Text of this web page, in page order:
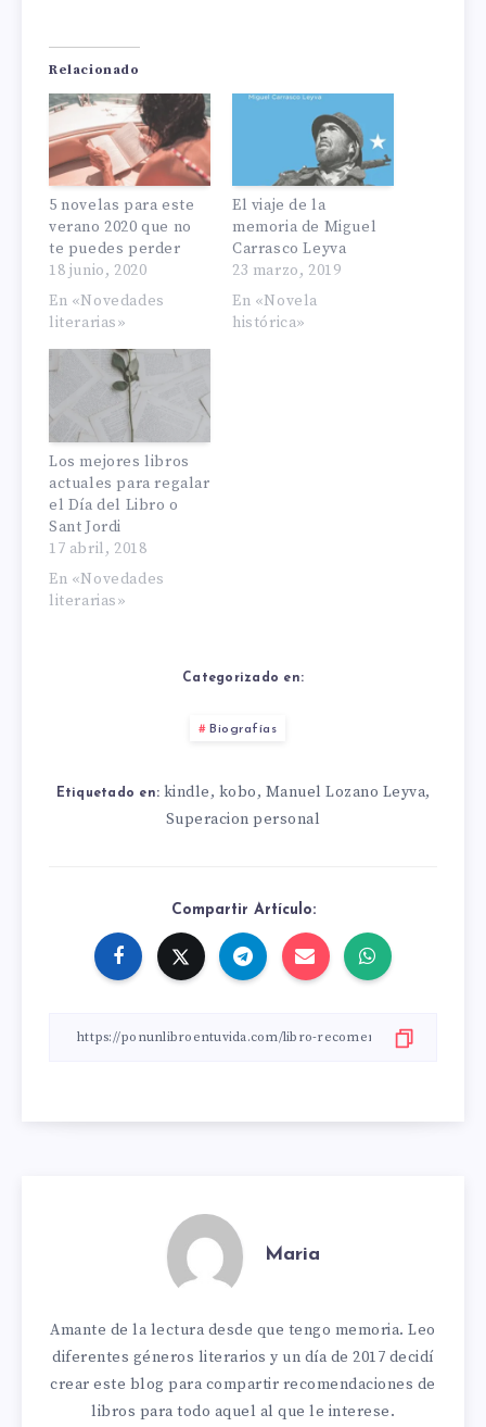
Relacionado
5 novelas para este
verano 2020 que no
te puedes perder
18 junio, 2020
En «Novedades
literarias»
El viaje de la
memoria de Miguel
Carrasco Leyva
23 marzo, 2019
En «Novela
histórica»
Los mejores libros
actuales para regalar
el Día del Libro o
Sant Jordi
17 abril, 2018
En «Novedades
literarias»
Categorizado en:
Biografías
Etiquetado en: kindle, kobo, Manuel Lozano Leyva,
Superacion personal
Compartir Artículo:
Maria
Amante de la lectura desde que tengo memoria. Leo
diferentes géneros literarios y un día de 2017 decidí
crear este blog para compartir recomendaciones de
libros para todo aquel al que le interese.